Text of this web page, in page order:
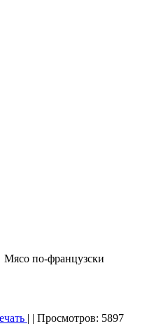
Мясо по-французски
| | Просмотров: 5897